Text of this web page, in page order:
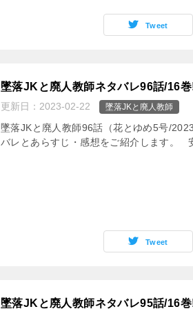
Tweet
墜落JKと廃人教師ネタバレ96話/16
更新日： 2023-02-22 墜落JKと廃人教師
墜落JKと廃人教師96話（花とゆめ5号/
バレとあらすじ・感想をご紹介します。
Tweet
墜落JKと廃人教師ネタバレ95話/16